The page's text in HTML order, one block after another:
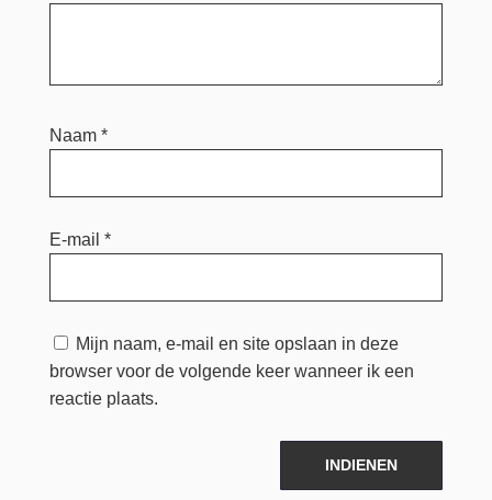
Naam *
E-mail *
Mijn naam, e-mail en site opslaan in deze
browser voor de volgende keer wanneer ik een
reactie plaats.
INDIENEN